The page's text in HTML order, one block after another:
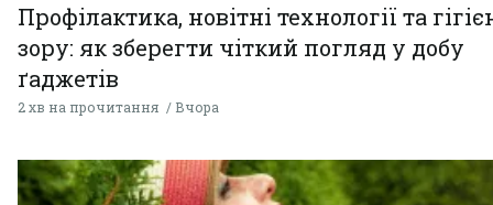
Профілактика, новітні технології та
зору: як зберегти чіткий погляд у добу
ґаджетів
2 хв на прочитання Вчора